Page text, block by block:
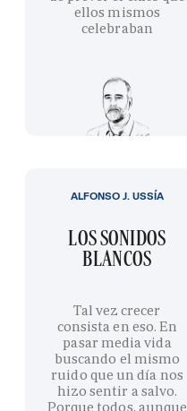
ellos mismos
celebraban
LOS SONIDOS
BLANCOS
Tal vez crecer
consista en eso. En
pasar media vida
buscando el mismo
ruido que un día nos
hizo sentir a salvo.
Porque todos, aunque
ALFONSO J. USSÍA